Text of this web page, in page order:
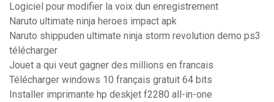
Logiciel pour modifier la voix dun enregistrement
Naruto ultimate ninja heroes impact apk
Naruto shippuden ultimate ninja storm revolution demo ps3
télécharger
Jouet a qui veut gagner des millions en francais
Télécharger windows 10 français gratuit 64 bits
Installer imprimante hp deskjet f2280 all-in-one